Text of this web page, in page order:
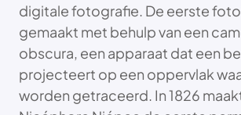
digitale fotografie. De eerste
gemaakt met behulp van een
obscura, een apparaat dat een
projecteert op een oppervlak
worden getraceerd. In 1826